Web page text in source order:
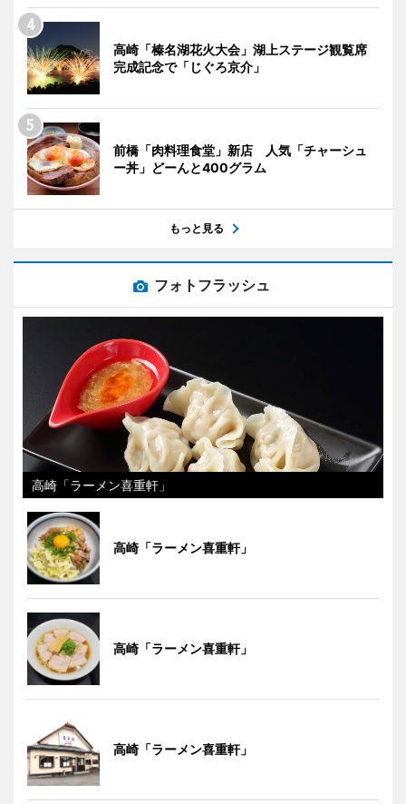
高崎「榛名湖花火大会」湖上ステージ観覧席
完成記念で「じぐろ京介」
前橋「肉料理食堂」新店 人気「チャーシュ
ー丼」どーんと400グラム
もっと見る
フォトフラッシュ
高崎「ラーメン喜重軒」
高崎「ラーメン喜重軒」
高崎「ラーメン喜重軒」
高崎「ラーメン喜重軒」